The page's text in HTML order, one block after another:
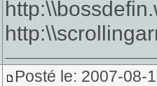
Posté le: 2007-08-